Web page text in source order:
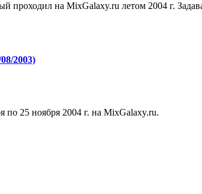
проходил на MixGalaxy.ru летом 2004 г.
2003)
по 25 ноября 2004 г. на MixGalaxy.ru.